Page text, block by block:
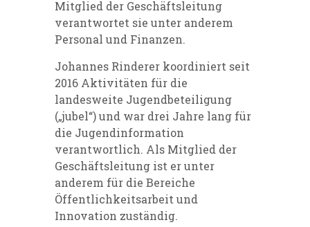
Mitglied der Geschäftsleitung
verantwortet sie unter anderem
Personal und Finanzen.
Johannes Rinderer koordiniert seit
2016 Aktivitäten für die
landesweite Jugendbeteiligung
(„jubel“) und war drei Jahre lang für
die Jugendinformation
verantwortlich. Als Mitglied der
Geschäftsleitung ist er unter
anderem für die Bereiche
Öffentlichkeitsarbeit und
Innovation zuständig.